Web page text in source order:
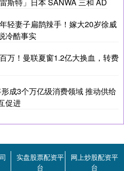
斯特」日本 SANWA 三和 AD
轻妻子扁鹊辣手！嫁大20岁徐威
冷酷事实
万！曼联夏窗1.2亿大换血，转费
成3个万亿级消费领域 推动供给
促进
实盘股票配资平
台
网上炒股配资平
台